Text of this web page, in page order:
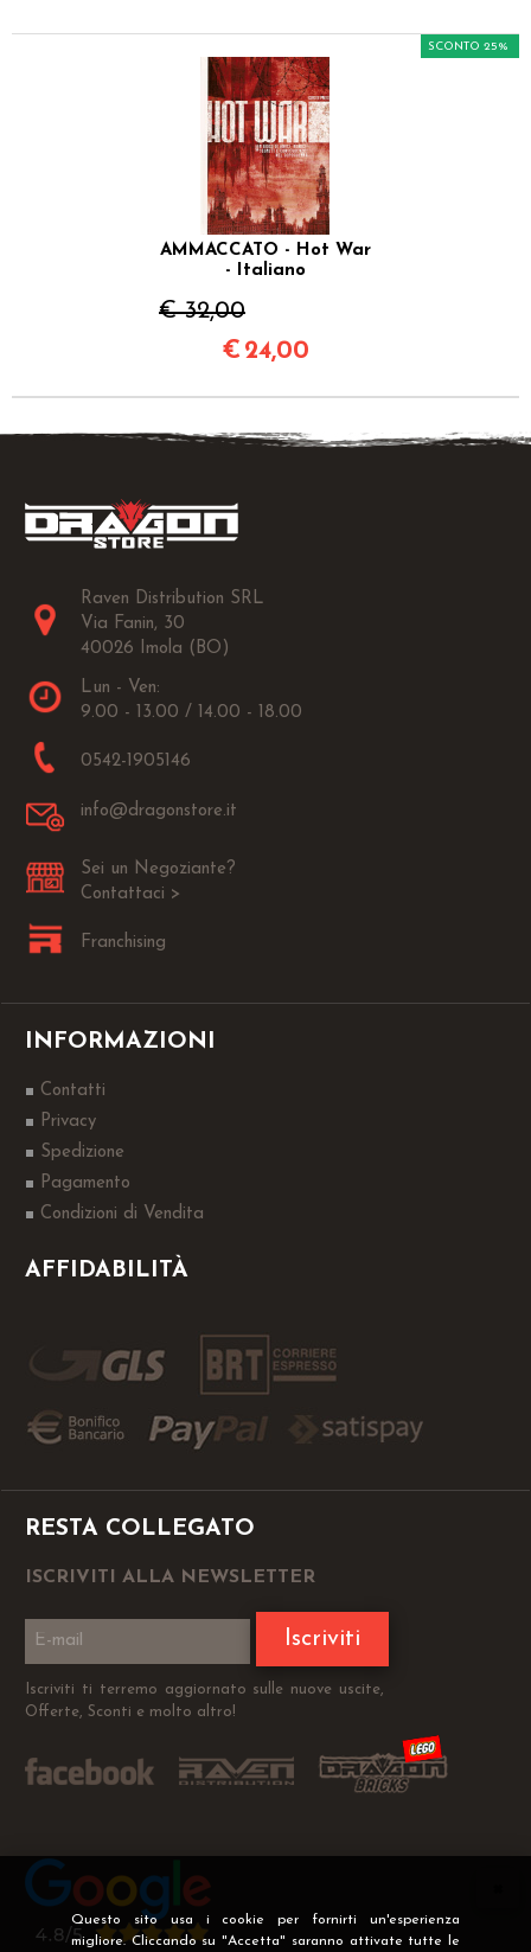
Questo sito usa i cookie per fornirti un'esperienza
migliore. Cliccando su "Accetta" saranno attivate tutte le
AMMACCATO - Hot War
- Italiano
€ 32,00
SCONTO 25%
€ 24,00
Raven Distribution SRL
Via Fanin, 30
40026 Imola (BO)
Lun - Ven:
9.00 - 13.00 / 14.00 - 18.00
0542-1905146
info@dragonstore.it
Sei un Negoziante?
Contattaci >
Franchising
INFORMAZIONI
Contatti
Privacy
Spedizione
Pagamento
Condizioni di Vendita
AFFIDABILITÀ
RESTA COLLEGATO
ISCRIVITI ALLA NEWSLETTER
Iscriviti
Iscriviti ti terremo aggiornato sulle nuove uscite,
Offerte, Sconti e molto altro!